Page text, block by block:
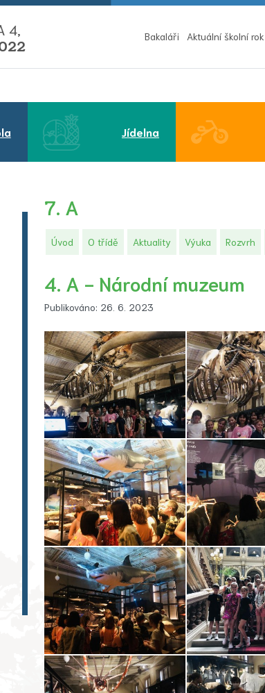
4,
Bakaláři Aktuální školní rok
Jídelna
7. A
Úvod O třídě Aktuality Výuka Rozvrh
4. A - Národní muzeum
Publikováno: 26. 6. 2023